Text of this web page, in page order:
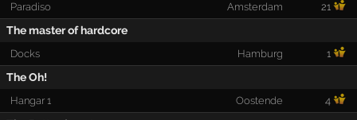
Paradiso Amsterdam 21
The master of hardcore
Docks Hamburg 1
The Oh!
Hangar 1 Oostende 4